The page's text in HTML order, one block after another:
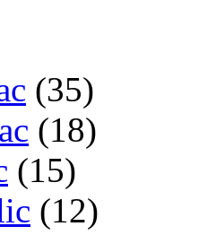
(35)
(18)
(15)
(12)